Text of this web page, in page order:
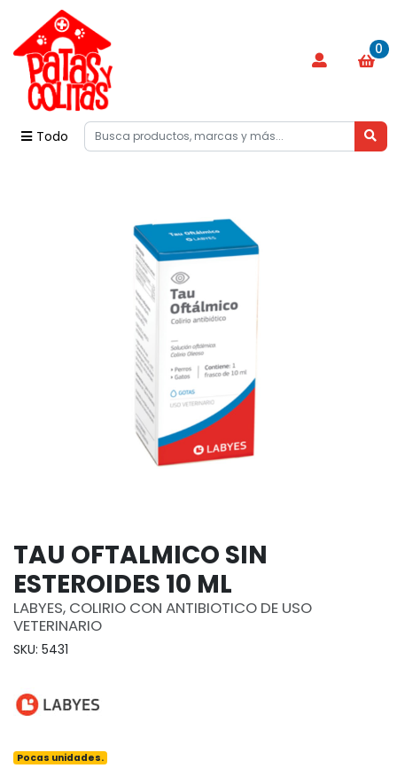
Todo
0
TAU OFTALMICO SIN
ESTEROIDES 10 ML
LABYES, COLIRIO CON ANTIBIOTICO DE USO
VETERINARIO
SKU: 5431
Pocas unidades.